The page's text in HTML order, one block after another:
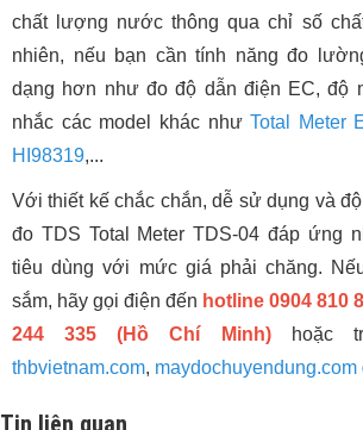
chất lượng nước thông qua chỉ số
nhiên, nếu bạn cần tính năng đo
dạng hơn như đo độ dẫn điện EC, độ
nhắc các model khác nhưTotal Meter
HI98319,...
Với thiết kế chắc chắn, dễ sử dụng và
đo TDS Total Meter TDS-04 đáp ứng
tiêu dùng với mức giá phải chăng.
sắm, hãy gọi điện đến hotline 0904 810
244 335 (Hồ Chí Minh)hoặc
thbvietnam.com, maydochuyendung.com
Tin liên quan